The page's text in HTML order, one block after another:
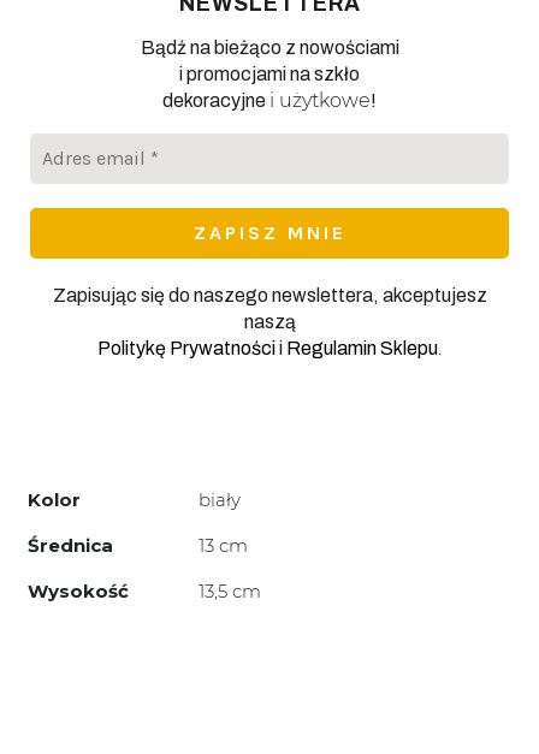
Bądź na bieżąco z nowościami
i promocjami na szkło
dekoracyjne i użytkowe!
Zapisując się do naszego newslettera, akceptujesz
naszą
Politykę Prywatnościi Regulamin Sklepu
Kolor
biały
Średnica
13 cm
Wysokość
13,5 cm